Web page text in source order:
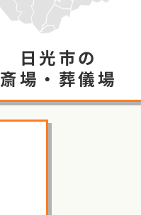
日光市の
斎場・葬儀場